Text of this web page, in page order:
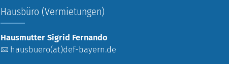
Hausbüro (Vermietungen)
Hausmutter Sigrid Fernando
hausbuero(at)def-bayern.de